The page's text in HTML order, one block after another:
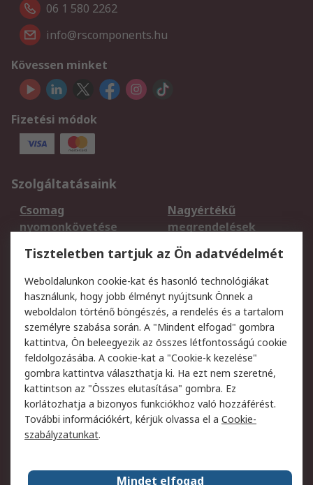
06 1 580 2262
info@rscomponents.hu
Kövessen minket
Fizetési módok
Szolgáltatásaink
Csomag
nyomonkövetése
Nagyértékű
megrendelések
Regisztráció
Szállítás
Termékvisszaküldés
Szolgáltatások
Jogi
Adatvédelmi
szabályzat
Az RS értékesítési
feltételei
Cookie szabályzat
Email biztonság
Webhelyre vonatkozó
feltételek
Weboldal felhasználói
szabályzata
Képviseletek
Tiszteletben tartjuk az Ön adatvédelmét
Weboldalunkon cookie-kat és hasonló technológiákat
használunk, hogy jobb élményt nyújtsunk Önnek a
weboldalon történő böngészés, a rendelés és a tartalom
személyre szabása során. A "Mindent elfogad" gombra
kattintva, Ön beleegyezik az összes létfontosságú cookie
feldolgozásába. A cookie-kat a "Cookie-k kezelése"
gombra kattintva választhatja ki. Ha ezt nem szeretné,
kattintson az "Összes elutasítása" gombra. Ez
korlátozhatja a bizonyos funkciókhoz való hozzáférést.
További információkért, kérjük olvassa el a Cookie-
szabályzatunkat.
Mindet elfogad